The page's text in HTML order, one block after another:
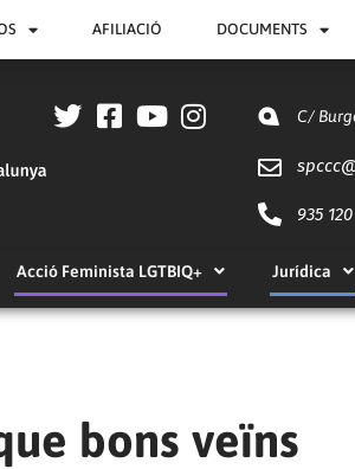
AFILIACIÓ DOCUMENTS
C/
935
Acció Feminista LGTBIQ+ Jurídica
bons veïns